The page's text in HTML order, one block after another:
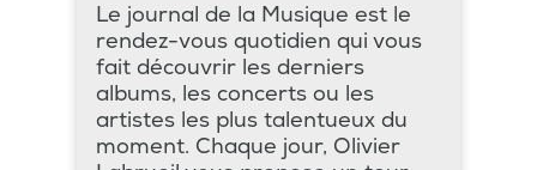
Le journal de la Musique est le
rendez-vous quotidien qui vous
fait découvrir les derniers
albums, les concerts ou les
artistes les plus talentueux du
moment. Chaque jour, Olivier